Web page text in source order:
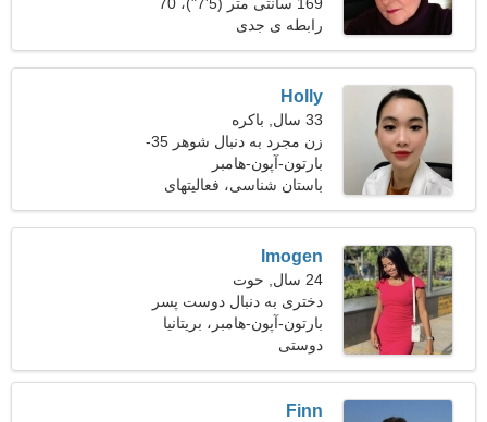
کیلوگرم (154 پوند)
رابطه ی جدی
Holly
33 سال, باکره
زن مجرد به دنبال شوهر 35-
45
بارتون-آپون-هامبر
باستان شناسی، فعالیتهای
ورزشی
Imogen
24 سال, حوت
دختری به دنبال دوست پسر
بارتون-آپون-هامبر، بریتانیا
دوستی
Finn